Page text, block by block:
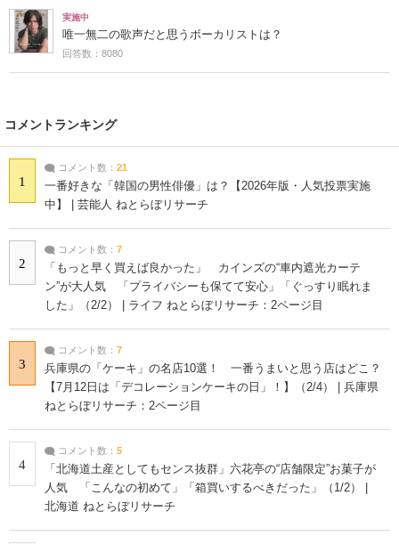
実施中
唯一無二の歌声だと思うボーカリストは？
回答数：8080
コメントランキング
1
コメント数： 21
一番好きな「韓国の男性俳優」は？【2026年版・人気投票実施
中】 | 芸能人 ねとらぼリサーチ
2
コメント数： 7
「もっと早く買えば良かった」 カインズの“車内遮光カーテ
ン”が大人気 「プライバシーも保てて安心」「ぐっすり眠れま
した」（2/2） | ライフ ねとらぼリサーチ：2ページ目
3
コメント数： 7
兵庫県の「ケーキ」の名店10選！ 一番うまいと思う店はどこ？
【7月12日は「デコレーションケーキの日」！】（2/4） | 兵庫県
ねとらぼリサーチ：2ページ目
4
コメント数： 5
「北海道土産としてもセンス抜群」六花亭の“店舗限定”お菓子が
人気 「こんなの初めて」「箱買いするべきだった」（1/2） |
北海道 ねとらぼリサーチ